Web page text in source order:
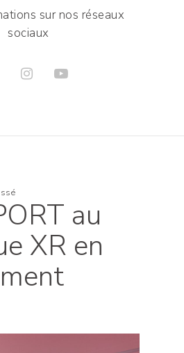
sur nos réseaux
sociaux
au
XR en